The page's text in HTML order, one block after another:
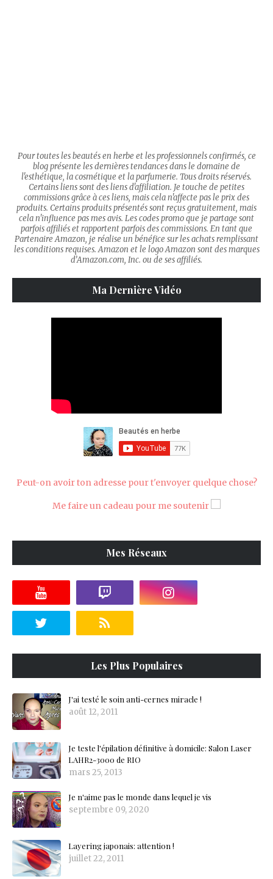
Pour toutes les beautés en herbe et les professionnels confirmés, ce
blog présente les dernières tendances dans le domaine de
l'esthétique, la cosmétique et la parfumerie. Tous droits réservés.
Certains liens sont des liens d'affiliation. Je touche de petites
commissions grâce à ces liens, mais cela n'affecte pas le prix des
produits. Certains produits présentés sont reçus gratuitement, mais
cela n'influence pas mes avis. Les codes promo que je partage sont
parfois affiliés et rapportent parfois des commissions. En tant que
Partenaire Amazon, je réalise un bénéfice sur les achats remplissant
les conditions requises. Amazon et le logo Amazon sont des marques
d’Amazon.com, Inc. ou de ses affiliés.
Ma Dernière Vidéo
Peut-on avoir ton adresse pour t'envoyer quelque chose?
Me faire un cadeau pour me soutenir
Mes Réseaux
Les Plus Populaires
J'ai testé le soin anti-cernes miracle !
août 12, 2011
Je teste l'épilation définitive à domicile: Salon Laser
LAHR2-3000 de RIO
mars 25, 2013
Je n'aime pas le monde dans lequel je vis
septembre 09, 2020
Layering japonais: attention !
juillet 22, 2011